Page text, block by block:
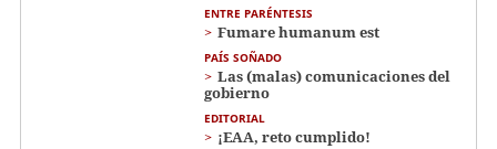
ENTRE PARÉNTESIS
Fumare humanum est
PAÍS SOÑADO
Las (malas) comunicaciones del
gobierno
EDITORIAL
¡EAA, reto cumplido!